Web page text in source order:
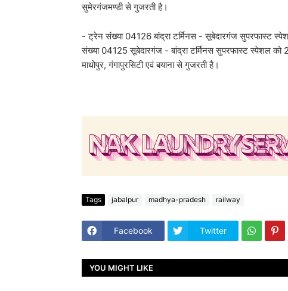
सुमेरगंजमण्डी से गुजरती है।
- ट्रेन संख्या 04126 बांद्रा टर्मिनस - सूबेदारगंज सुपरफास्ट
संख्या 04125 सूबेदारगंज - बांद्रा टर्मिनस सुपरफास्ट स्पेशल को
माधोपुर, गंगापुरसिटी एवं बयाना से गुजरती है।
Tags jabalpur madhya-pradesh railway
Facebook Twitter
YOU MIGHT LIKE